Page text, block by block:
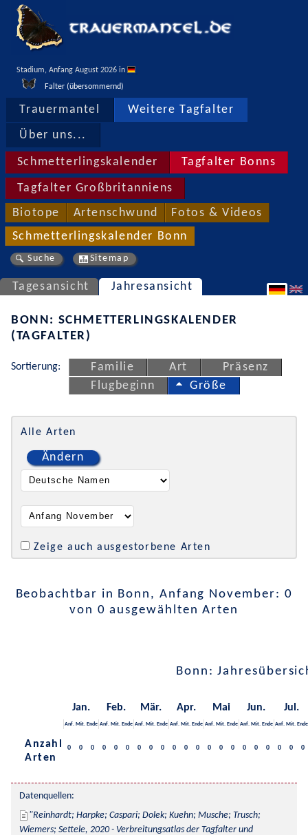
Stadium, Anfang August 2026 in
Falter (übersommernd)
Trauermantel Weitere Tagfalter
Über uns...
Schmetterlingskalender Tagfalter Bonns
Tagfalter Großbritanniens
Biotope Artenschwund Fotos & Videos
Schmetterlingskalender Bonn
Suche Sitemap
Tagesansicht Jahresansicht
BONN: SCHMETTERLINGSKALENDER
(TAGFALTER)
Sortierung: Familie Art
Präsenz
Flugbeginn
Größe
Alle Arten
Ändern
Zeige auch ausgestorbene Arten
Beobachtbar in Bonn, Anfang November: 0
von 0 ausgewählten Arten
Bonn:
Jan. Feb. Mär. Apr. Mai Jun. Jul.
Anf. Mit. Ende Anf. Mit. Ende Anf. Mit. Ende Anf. Mit. Ende Anf. Mit. Ende Anf. Mit. Ende Anf. Mit. Ende
Anzahl
Arten
0 0 0 0 0 0 0 0 0 0 0 0 0 0 0 0 0 0 0 0 0
Datenquellen:
Reinhardt; Harpke; Caspari; Dolek; Kuehn; Musche; Trusch;
Wiemers; Settele, 2020 - Verbreitungsatlas der Tagfalter und